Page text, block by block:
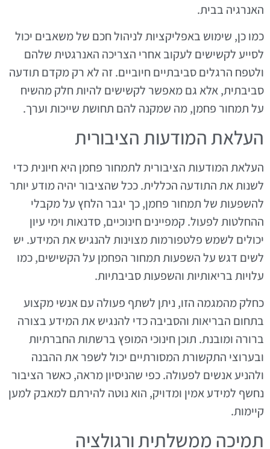
האנרגיה בבית.
כמו כן, שימוש באפליקציות לניהול חכם של משאבים יכול
לסייע לקשישים לעקוב אחרי הצריכה האנרגטית שלהם
ולטפח הרגלים סביבתיים חיוביים. זה לא רק מקדם תודעה
סביבתית, אלא גם מאפשר לקשישים להיות חלק מהשיח
על תמחור פחמן, מה שמקנה להם תחושת שייכות וערך.
העלאת המודעות הציבורית
העלאת המודעות הציבורית לתמחור פחמן היא חיונית כדי
לשנות את התודעה הכללית. ככל שהציבור יהיה מודע יותר
להשפעות של תמחור פחמן, כך יגבר הלחץ על מקבלי
ההחלטות לפעול. קמפיינים חינוכיים, סדנאות וימי עיון
יכולים לשמש פלטפורמות מצוינות להנגיש את המידע. יש
לשים דגש על השפעות תמחור הפחמן על הקשישים, כמו
עלויות בריאותיות והשפעות סביבתיות.
כחלק מהמגמה הזו, ניתן לשתף פעולה עם אנשי מקצוע
בתחום הבריאות והסביבה כדי להנגיש את המידע בצורה
ברורה ומובנת. תוכן חינוכי המופץ ברשתות החברתיות
ובערוצי התקשורת המסורתיים יכול לשפר את ההבנה
ולהניע אנשים לפעולה. כפי שהניסיון מראה, כאשר הציבור
נחשף למידע אמין ומדויק, הוא נוטה להירתם למאבק למען
קיימות.
תמיכה ממשלתית ורגולציה